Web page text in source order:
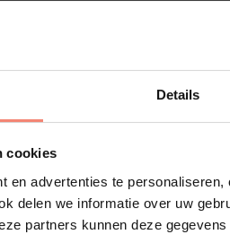
Details
cookies
en advertenties te
delen we informatie over uw
partners kunnen deze
bestelling plaatst
de meegeleverde sample
op het glas te plaatsen